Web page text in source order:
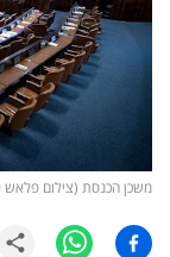
דעות
רכילות
עסקית
קריפטו
ויראלי
משכן הכנסת (צילום פלאש 90/ יונתן זינדל)